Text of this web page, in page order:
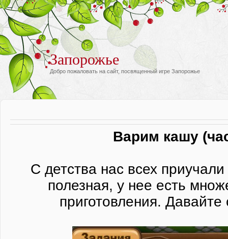
Запорожье
Добро пожаловать на сайт, посвященный игре Запорожье
Варим кашу
С детства нас всех
полезная, у нее есть
приготовления.